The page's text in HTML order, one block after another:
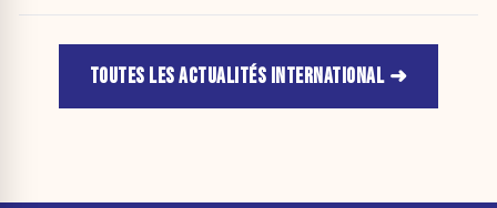
TOUTES LES ACTUALITÉS INTERNATIONAL